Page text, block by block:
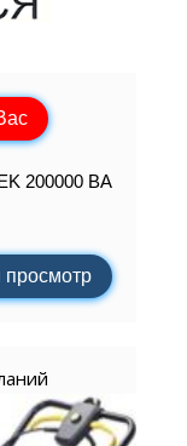
200000 ВА